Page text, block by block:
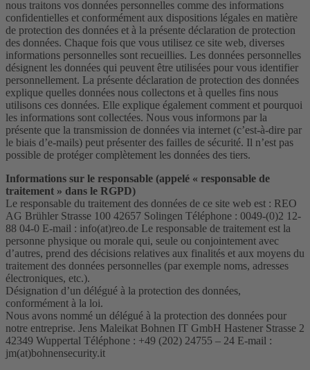
nous traitons vos données personnelles comme des informations
confidentielles et conformément aux dispositions légales en matière
de protection des données et à la présente déclaration de protection
des données. Chaque fois que vous utilisez ce site web, diverses
informations personnelles sont recueillies. Les données personnelles
désignent les données qui peuvent être utilisées pour vous identifier
personnellement. La présente déclaration de protection des données
explique quelles données nous collectons et à quelles fins nous
utilisons ces données. Elle explique également comment et pourquoi
les informations sont collectées. Nous vous informons par la
présente que la transmission de données via internet (c’est-à-dire par
le biais d’e-mails) peut présenter des failles de sécurité. Il n’est pas
possible de protéger complètement les données des tiers.
Informations sur le responsable (appelé « responsable de
traitement » dans le RGPD)
Le responsable du traitement des données de ce site web est : REO
AG Brühler Strasse 100 42657 Solingen Téléphone : 0049-(0)2 12-
88 04-0 E-mail : info(at)reo.de Le responsable de traitement est la
personne physique ou morale qui, seule ou conjointement avec
d’autres, prend des décisions relatives aux finalités et aux moyens du
traitement des données personnelles (par exemple noms, adresses
électroniques, etc.).
Désignation d’un délégué à la protection des données,
conformément à la loi.
Nous avons nommé un délégué à la protection des données pour
notre entreprise. Jens Maleikat Bohnen IT GmbH Hastener Strasse 2
42349 Wuppertal Téléphone : +49 (202) 24755 – 24 E-mail :
jm(at)bohnensecurity.it